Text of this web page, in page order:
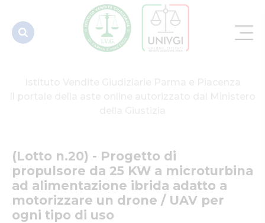
ad
alimentazion...
(Lotto n.20) - Progetto di
propulsore da 25 KW a microturbina
ad alimentazione ibrida adatto a
motorizzare un drone / UAV per
ogni tipo di uso